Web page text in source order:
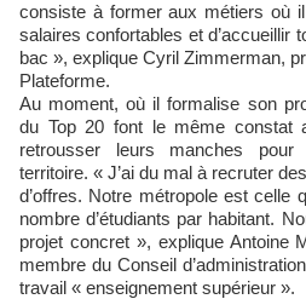
consiste à former aux métiers où
salaires confortables et d’accueillir
bac », explique Cyril Zimmerman,
Plateforme.
Au moment, où il formalise son
du Top 20 font le même constat
retrousser leurs manches
territoire. « J’ai du mal à recruter
d’offres. Notre métropole est celle
nombre d’étudiants par habitant.
projet concret », explique Antoine
membre du Conseil
travail « enseignement supérieur ».